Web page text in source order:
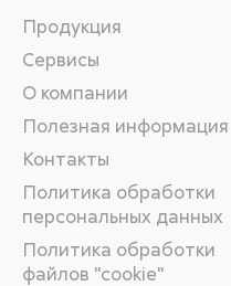
Продукция
Сервисы
О компании
Полезная информация
Контакты
Политика обработки
персональных данных
Политика обработки
файлов "cookie"